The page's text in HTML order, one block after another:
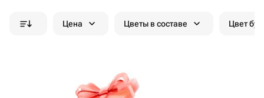
Цена Цветы в составе Цвет